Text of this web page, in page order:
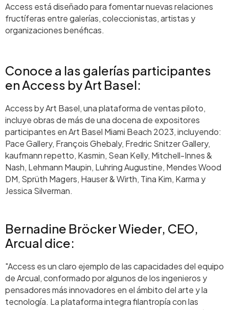
Access está diseñado para fomentar nuevas relaciones
fructíferas entre galerías, coleccionistas, artistas y
organizaciones benéficas.
Conoce a las galerías participantes
en Access by Art Basel:
Access by Art Basel, una plataforma de ventas piloto,
incluye obras de más de una docena de expositores
participantes en Art Basel Miami Beach 2023, incluyendo:
Pace Gallery, François Ghebaly, Fredric Snitzer Gallery,
kaufmann repetto, Kasmin, Sean Kelly, Mitchell-Innes &
Nash, Lehmann Maupin, Luhring Augustine, Mendes Wood
DM, Sprüth Magers, Hauser & Wirth, Tina Kim, Karma y
Jessica Silverman.
Bernadine Bröcker Wieder, CEO,
Arcual dice:
"Access es un claro ejemplo de las capacidades del equipo
de Arcual, conformado por algunos de los ingenieros y
pensadores más innovadores en el ámbito del arte y la
tecnología. La plataforma integra filantropía con las